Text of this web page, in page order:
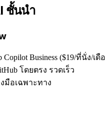
ชั้นนำ
Business ($19/ที่นั่ง/เดื
โดยตรง รวดเร็ว
มือเฉพาะทาง